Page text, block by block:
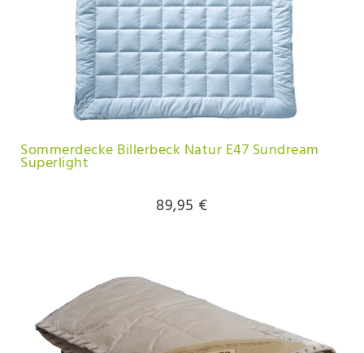
Sommerdecke Billerbeck Natur E47 Sundream
Superlight
89,95 €